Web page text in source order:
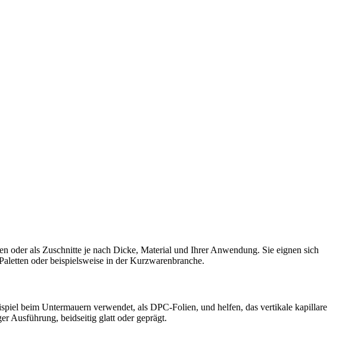
oder als Zuschnitte je nach Dicke, Material und Ihrer Anwendung. Sie eignen sich
oder beispielsweise in der Kurzwarenbranche.
beim Untermauern verwendet, als DPC-Folien, und helfen, das vertikale kapillare
Ausführung, beidseitig glatt oder geprägt.